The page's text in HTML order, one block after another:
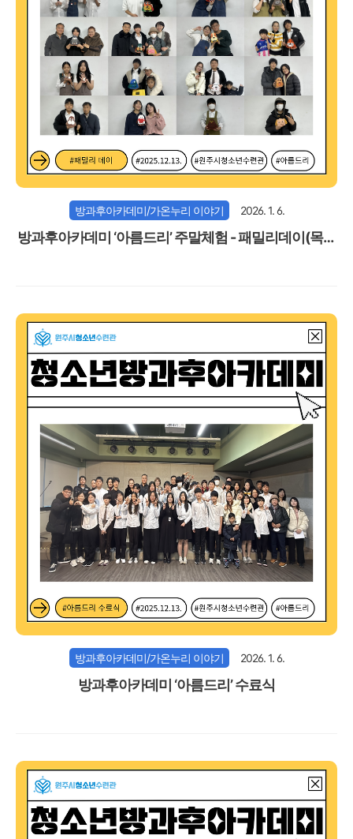
방과후아카데미/가온누리 이야기 2026. 1. 6.
방과후아카데미 ‘아름드리’ 주말체험 - 패밀리데이(목공
방과후아카데미/가온누리 이야기 2026. 1. 6.
방과후아카데미 ‘아름드리’ 수료식